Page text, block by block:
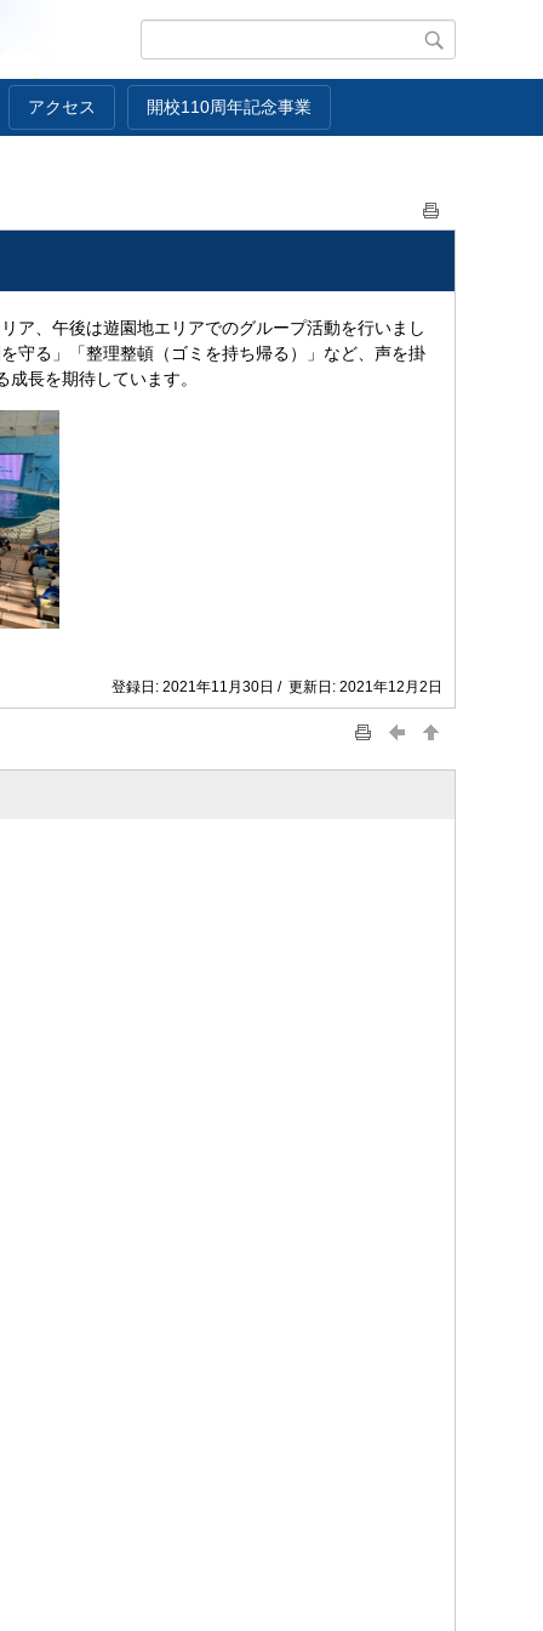
アクセス 開校110周年記念事業
ア、午後は遊園地エリアでのグループ活動を行いまし
守る」「整理整頓（ゴミを持ち帰る）」など、声を掛
長を期待しています。
登録日: 2021年11月30日 / 更新日: 2021年12月2日